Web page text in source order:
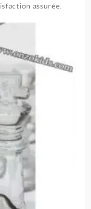
assurée.